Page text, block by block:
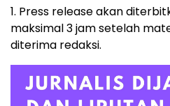
1. Press release akan
maksimal 3 jam setelah
diterima redaksi.